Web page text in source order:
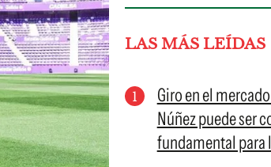
LAS MÁS LEÍDAS
Giro en el
Núñez puede ser
fundamental para